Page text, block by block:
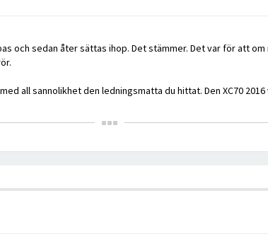
och sedan åter sättas ihop. Det stämmer. Det var för att
all sannolikhet den ledningsmatta du hittat. Den XC70